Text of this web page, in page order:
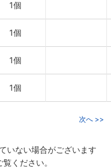
1個
1個
1個
1個
次へ >>
いない場合がございます
覧ください。